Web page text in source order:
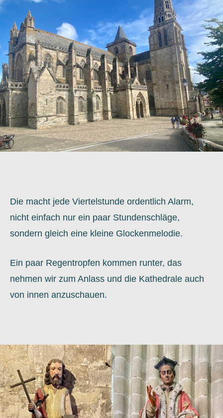
Die macht jede Viertelstunde ordentlich Alarm,
nicht einfach nur ein paar Stundenschläge,
sondern gleich eine kleine Glockenmelodie.
Ein paar Regentropfen kommen runter, das
nehmen wir zum Anlass und die Kathedrale auch
von innen anzuschauen.